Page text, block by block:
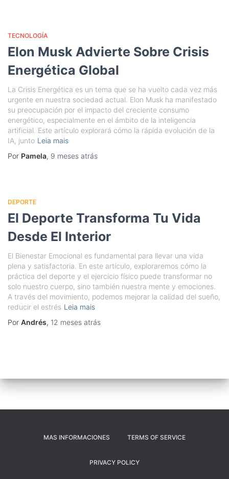
TECNOLOGÍA
Elon Musk Advierte Sobre Crisis
Energética Global
La Crisis Energética es un tema que se ha vuelto cada vez más
urgente en nuestra sociedad actual. Elon Musk ha manifestado
su preocupación por el impacto del creciente consumo
energético, especialmente en el ámbito de la inteligencia
artificial. Este artículo explorará cómo la rápida evolución de la
IA, junto Leia mais
Por Pamela, 9 meses atrás
DEPORTE
El Deporte Transforma Tu Vida
Desde El Interior
El Bienestar Emocional es fundamental para llevar una vida
plena y satisfactoria. En este artículo, exploraremos cómo la
práctica del deporte y el ejercicio físico puede transformar no
solo nuestro cuerpo, sino también nuestra mente y emociones.
A través del movimiento, podemos mejorar la calidad del sueño,
reducir el estrés Leia mais
Por Andrés, 12 meses atrás
MAS INFORMACIONES TERMS OF SERVICE
PRIVACY POLICY